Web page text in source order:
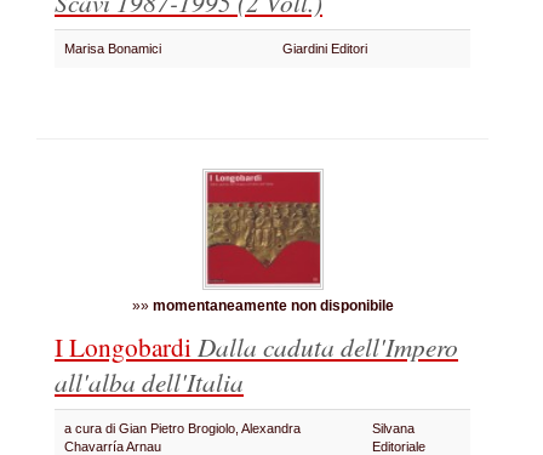
Marisa Bonamici Giardini Editori
»» momentaneamente non disponibile
I LongobardiDalla caduta dell'Impero
all'alba dell'Italia
a cura di Gian Pietro Brogiolo, Alexandra
Chavarría Arnau
Silvana
Editoriale